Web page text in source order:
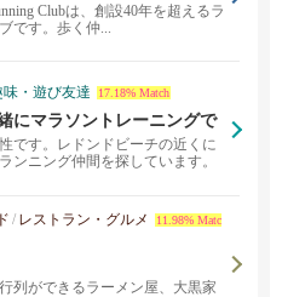
Clubは、創設40年を超えるラ
です。歩く仲...
味・遊び友達 17.18% Match
にマラソントレーニングで
です。レドンドビーチの近くに
ンニング仲間を探しています。
/ レストラン・グルメ
11.98% Matc
列ができるラーメン屋、大黒家